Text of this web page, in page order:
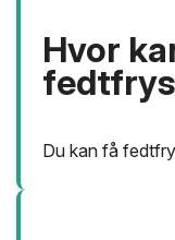
Hvor
Du kan få